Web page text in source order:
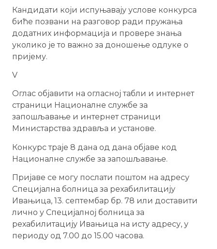
Кандидати који испуњавају услове конкурса
биће позвани на разговор ради пружања
додатних информација и провере знања
уколико је то важно за доношење одлуке о
пријему.
V
Оглас објавити на огласној табли и интернет
страници Националне службе за
запошљавање и интернет страници
Министарства здравља и установе.
Конкурс траје 8 дана од дана објаве код
Националне службе за запошљавање.
Пријаве се могу послати поштом на адресу
Специјална болница за рехабилитацију
Ивањица, 13. септембар бр. 78 или доставити
лично у Специјалној болница за
рехабилитацију Ивањица на исту адресу, у
периоду од 7.00 до 15.00 часова.